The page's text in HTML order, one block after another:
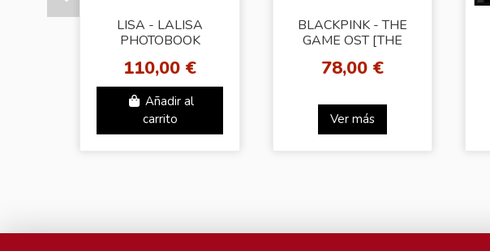
LISA - LALISA
PHOTOBOOK
110,00 €
Añadir al
carrito
BLACKPINK - THE
GAME OST [THE
(SET)
78,00 €
Ver más